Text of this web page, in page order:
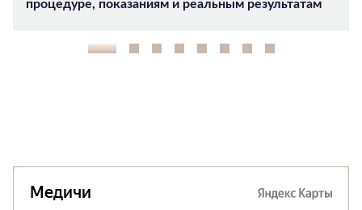
процедуре, показаниям и реальным результатам
1